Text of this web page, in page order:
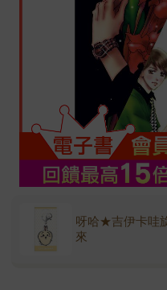
呀哈★吉伊卡哇
來